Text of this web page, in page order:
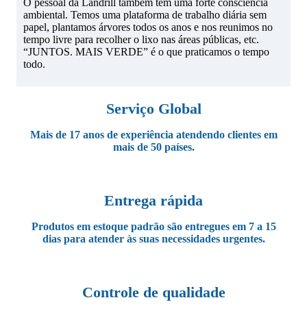
ambiental. Temos uma plataforma de trabalho diária sem
papel, plantamos árvores todos os anos e nos reunimos no
tempo livre para recolher o lixo nas áreas públicas, etc.
“JUNTOS. MAIS VERDE” é o que praticamos o tempo
todo.
Serviço Global
Mais de 17 anos de experiência atendendo clientes em
mais de 50 países.
Entrega rápida
Produtos em estoque padrão são entregues em 7 a 15
dias para atender às suas necessidades urgentes.
Controle de qualidade